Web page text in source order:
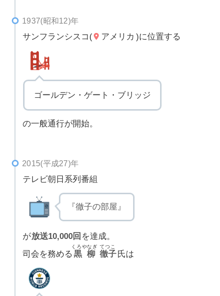
1937(昭和12)年
サンフランシスコ( アメリカ )に位置する
ゴールデン・ゲート・ブリッジ
の一般通行が開始。
2015(平成27)年
テレビ朝日系列番組
『徹子の部屋』
が放送10,000回 を達成。
司会を務める 黒柳
くろやなぎ
徹子
てつこ
氏は